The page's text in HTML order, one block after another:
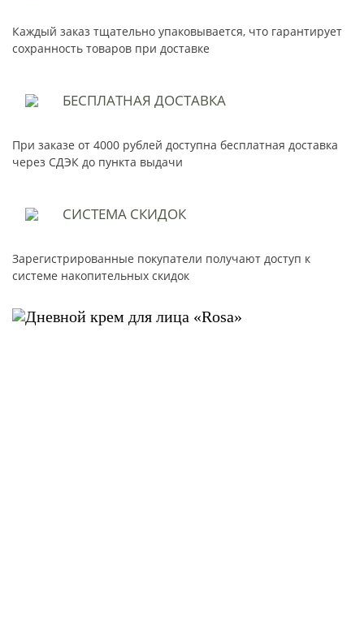
Каждый заказ тщательно упаковывается, что гарантирует
сохранность товаров при доставке
БЕСПЛАТНАЯ ДОСТАВКА
При заказе от 4000 рублей доступна бесплатная доставка
через СДЭК до пункта выдачи
СИСТЕМА СКИДОК
Зарегистрированные покупатели получают доступ к
системе накопительных скидок